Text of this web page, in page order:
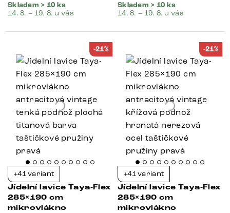
Skladem > 10 ks
14. 8. – 19. 8. u vás
Skladem > 10 ks
14. 8. – 19. 8. u vás
-21%
+41 variant
Jídelní lavice Taya-Flex
285×190 cm
mikrovlákno
-21%
+41 variant
Jídelní lavice Taya-Flex
285×190 cm
mikrovlákno